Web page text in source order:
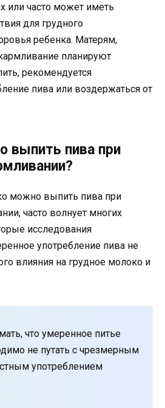
или часто может иметь
для грудного
ребенка. Матерям,
планируют
рекомендуется
пива или воздержаться от
выпить пива при
можно выпить пива при
часто волнует многих
исследования
употребление пива не
влияния на грудное молоко и
что умеренное питье
не путать с чрезмерным
употреблением